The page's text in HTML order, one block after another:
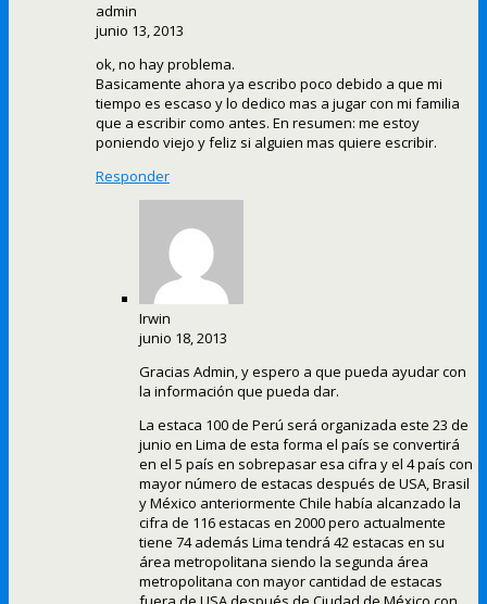
admin
junio 13, 2013
ok, no hay problema.
Basicamente ahora ya escribo poco debido a que mi
tiempo es escaso y lo dedico mas a jugar con mi familia
que a escribir como antes. En resumen: me estoy
poniendo viejo y feliz si alguien mas quiere escribir.
Responder
Irwin
junio 18, 2013
Gracias Admin, y espero a que pueda ayudar con
la información que pueda dar.
La estaca 100 de Perú será organizada este 23 de
junio en Lima de esta forma el país se convertirá
en el 5 país en sobrepasar esa cifra y el 4 país con
mayor número de estacas después de USA, Brasil
y México anteriormente Chile había alcanzado la
cifra de 116 estacas en 2000 pero actualmente
tiene 74 además Lima tendrá 42 estacas en su
área metropolitana siendo la segunda área
metropolitana con mayor cantidad de estacas